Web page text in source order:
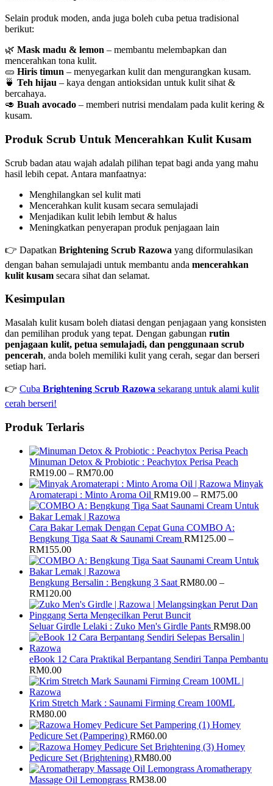
Selain produk moden, anda juga boleh cuba petua tradisional
berikut:
🌿 Mask madu & lemon – membantu melembapkan dan
mencerahkan tona kulit.
🥒 Hiris timun – menyegarkan kulit dan mengurangkan kusam.
🍵 Teh hijau – kaya dengan antioksidan untuk kulit sihat &
bercahaya.
🥑 Buah avocado – memberi nutrisi mendalam pada kulit kering &
kusam.
Produk Scrub Untuk Mencerahkan Kulit Kusam
Scrub badan atau wajah adalah pilihan tepat bagi anda yang mahu
hasil lebih cepat. Antara manfaatnya:
Menghilangkan sel kulit mati
Mencerahkan kulit kusam secara semulajadi
Menjadikan kulit lebih lembut & halus
Meningkatkan penyerapan produk penjagaan lain
👉 Dapatkan Brightening Scrub Razowa yang diformulasikan
dengan bahan semulajadi untuk membantu anda mencerahkan
kulit kusam secara sihat dan selamat.
Kesimpulan
Masalah kulit kusam boleh diatasi dengan penjagaan yang konsisten
dan pemilihan produk yang tepat. Dengan gabungan rutin
penjagaan kulit, petua semulajadi, dan penggunaan scrub
pencerah, anda boleh memiliki kulit yang cerah, segar dan berseri
setiap hari.
👉 Cuba Brightening Scrub Razowa sekarang untuk alami kulit
cerah berseri!
Produk Terlaris
Minuman Detox & Probiotic : Peachytox Perisa Peach
RM19.00 – RM70.00Price
range:
RM19.00
through
RM70.00
Minyak
Aromaterapi : Minto Aroma Oil RM19.00 – RM75.00Price
range:
Cara Bakar Lemak Dengan Cepat Guna COMBO A:
Bengkung Tiga Saat & Saunami Cream RM125.00 –
RM155.00Price
range:
RM125.00
through
RM155.00
Bengkung Bersalin : Bengkung 3 Saat RM80.00 –
RM120.00Price
range:
RM80.00
through
RM120.00
Seluar Girdle Lelaki : Zuko Men's Girdle Pants RM98.00
eBook 12 Cara Praktikal Berpantang Sendiri Tanpa Pembantu
RM0.00
Krim Stretch Mark : Saunami Firming Cream 100ML
RM80.00
Homey
Pedicure Set (Pampering) RM60.00
Homey
Pedicure Set (Brightening) RM80.00
Aromatherapy
Massage Oil Lemongrass RM38.00